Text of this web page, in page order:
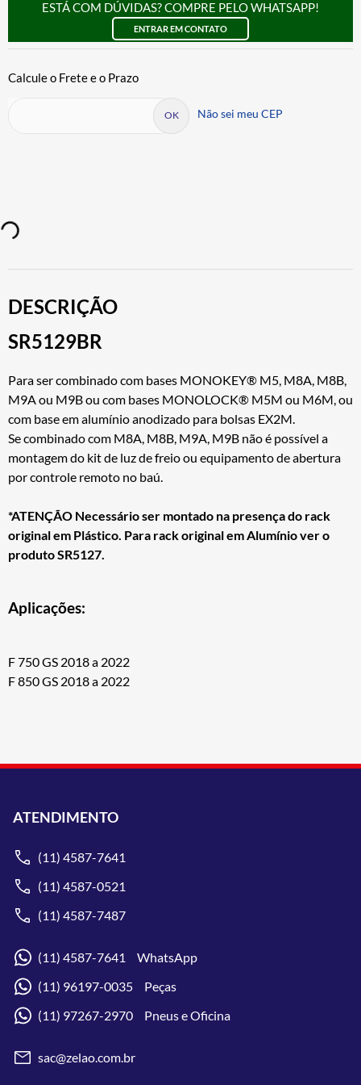
ESTÁ COM DÚVIDAS? COMPRE PELO WHATSAPP!
ENTRAR EM CONTATO
Não sei meu CEP
DESCRIÇÃO
SR5129BR
Para ser combinado com bases MONOKEY® M5, M8A, M8B,
M9A ou M9B ou com bases MONOLOCK® M5M ou M6M, ou
com base em alumínio anodizado para bolsas EX2M.
Se combinado com M8A, M8B, M9A, M9B não é possível a
montagem do kit de luz de freio ou equipamento de abertura
por controle remoto no baú.
*ATENÇÃO Necessário ser montado na presença do rack
original em Plástico. Para rack original em Alumínio ver o
produto SR5127.
Aplicações:
F 750 GS 2018 a 2022
F 850 GS 2018 a 2022
ATENDIMENTO
(11) 4587-7641
(11) 4587-0521
(11) 4587-7487
(11) 4587-7641 WhatsApp
(11) 96197-0035 Peças
(11) 97267-2970 Pneus e Oficina
sac@zelao.com.br